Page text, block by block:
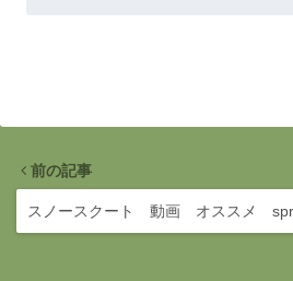
前の記事
スノースクート 動画 オススメ